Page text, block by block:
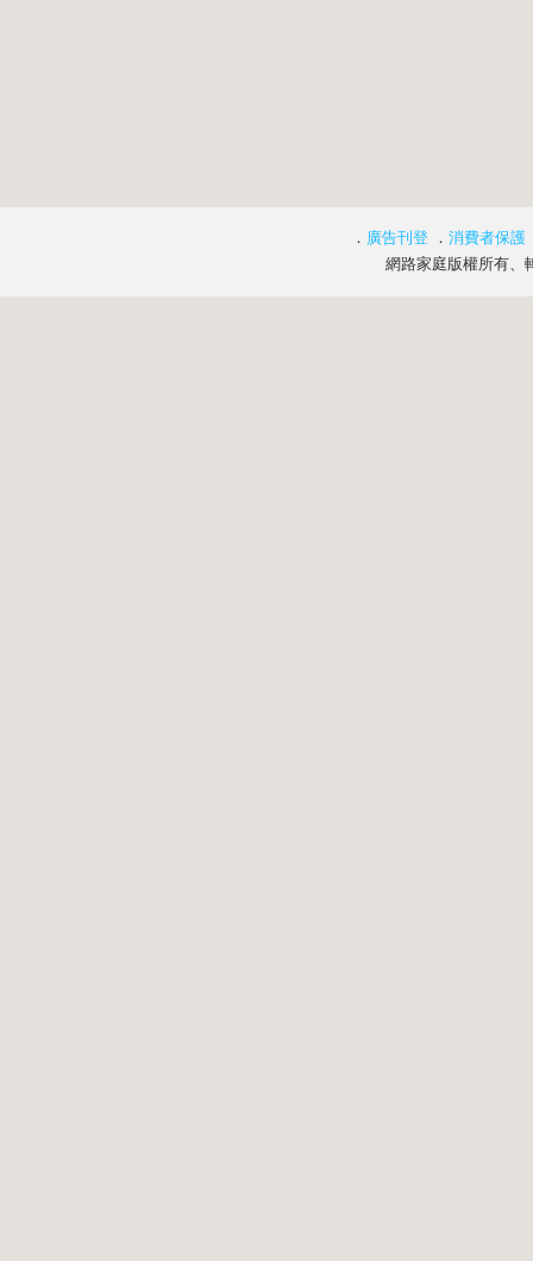
． 廣告刊登 ． 消費者保護
網路家庭版權所有、